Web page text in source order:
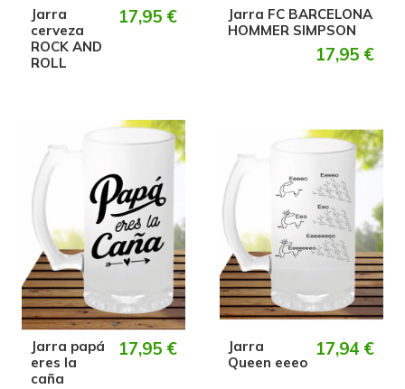
Jarra
cerveza
ROCK AND
ROLL
17,95 €
Jarra FC BARCELONA
HOMMER SIMPSON
17,95 €
Jarra papá
eres la
caña
17,95 €
Jarra
Queen eeeo
17,94 €